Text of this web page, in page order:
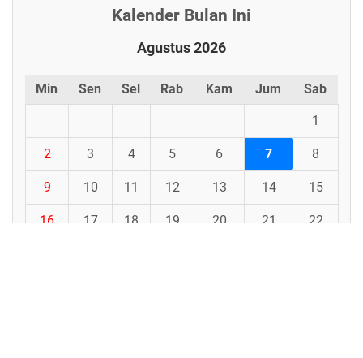
Kalender Bulan Ini
Agustus 2026
Min Sen Sel Rab Kam Jum Sab
1
2 3 4 5 6 7 8
9 10 11 12 13 14 15
16 17 18 19 20 21 22